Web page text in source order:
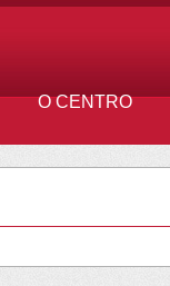
O CENTRO